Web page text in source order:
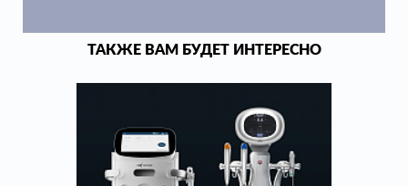
ТАКЖЕ ВАМ БУДЕТ ИНТЕРЕСНО